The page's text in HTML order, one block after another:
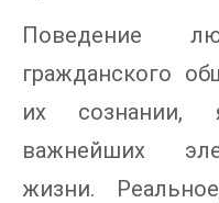
Поведение
гражданского
их сознании,
важнейших
жизни.